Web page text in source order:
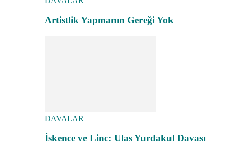
Artistlik Yapmanın Gereği Yok
DAVALAR
İşkence ve Linç: Ulaş Yurdakul Davası